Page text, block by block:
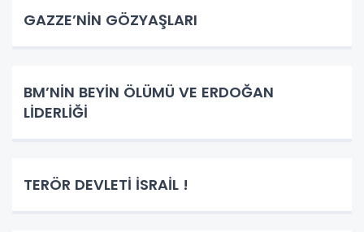
GAZZE’NİN GÖZYAŞLARI
BM’NİN BEYİN ÖLÜMÜ VE ERDOĞAN
LİDERLİĞİ
TERÖR DEVLETİ İSRAİL !